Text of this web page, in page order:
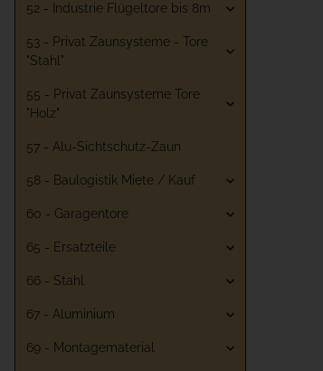
52 - Industrie Flügeltore bis 8m
53 - Privat Zaunsysteme - Tore
"Stahl"
55 - Privat Zaunsysteme Tore
"Holz"
57 - Alu-Sichtschutz-Zaun
58 - Baulogistik Miete / Kauf
60 - Garagentore
65 - Ersatzteile
66 - Stahl
67 - Aluminium
69 - Montagematerial